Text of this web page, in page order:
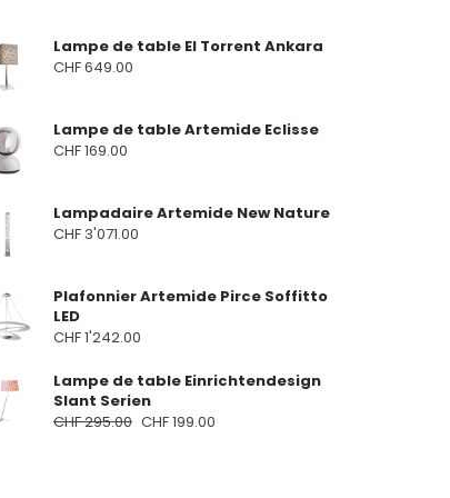
Lampe de table El Torrent Ankara
CHF649.00
Lampe de table Artemide Eclisse
CHF169.00
Lampadaire Artemide New Nature
CHF 3'071.00
Plafonnier Artemide Pirce Soffitto
LED
CHF1'242.00
Lampe de table Einrichtendesign
Slant Serien
CHF295.00 CHF199.00